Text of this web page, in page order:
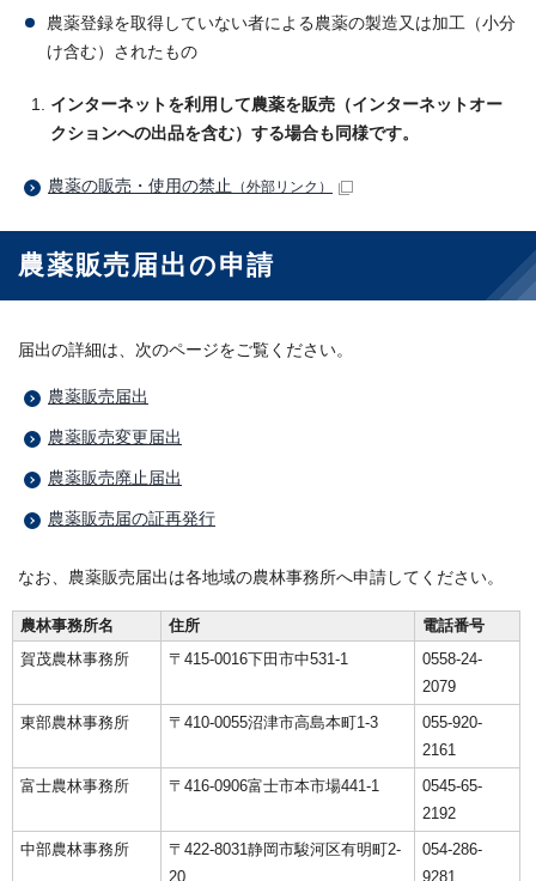
農薬登録を取得していない者による農薬の製造又は加工（小分
け含む）されたもの
インターネットを利用して農薬を販売（インターネットオー
クションへの出品を含む）する場合も同様です。
農薬の販売・使用の禁止 （外部リンク）
農薬販売届出の申請
届出の詳細は、次のページをご覧ください。
農薬販売届出
農薬販売変更届出
農薬販売廃止届出
農薬販売届の証再発行
なお、農薬販売届出は各地域の農林事務所へ申請してください。
農林事務所名 住所
電話番号
賀茂農林事務所
〒415-0016下田市中531-1
0558-24-
2079
東部農林事務所
〒410-0055沼津市高島本町1-3
055-920-
2161
富士農林事務所
〒416-0906富士市本市場441-1
0545-65-
2192
中部農林事務所
〒422-8031静岡市駿河区有明町2-
20
054-286-
9281